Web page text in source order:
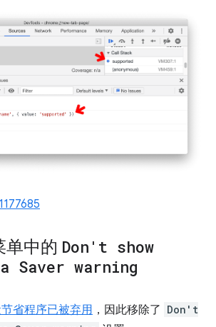
1177685
单中的 Don't show
Saver warning
省程序已被弃用 ，因此移除了 Don't